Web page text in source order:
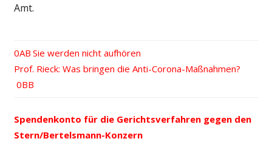
Amt.
Beitrags-
Navigation
Vorheriger
Beitrag:
Sie werden nicht aufhören
Nächster
Beitrag:
Prof. Rieck: Was bringen die Anti-Corona-Maßnahmen?
Spendenkonto für die Gerichtsverfahren gegen den
Stern/Bertelsmann-Konzern